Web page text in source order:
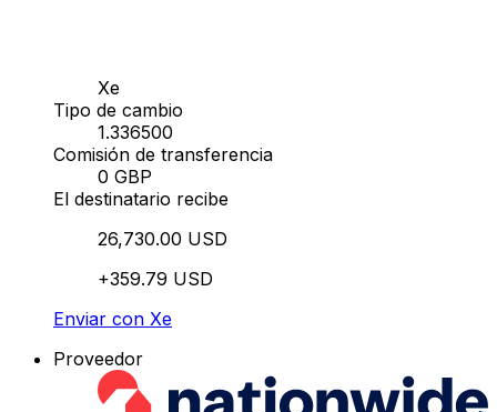
Xe
Tipo de cambio
1.336500
Comisión de transferencia
0 GBP
El destinatario recibe
26,730.00 USD
+359.79 USD
Enviar con Xe
Proveedor